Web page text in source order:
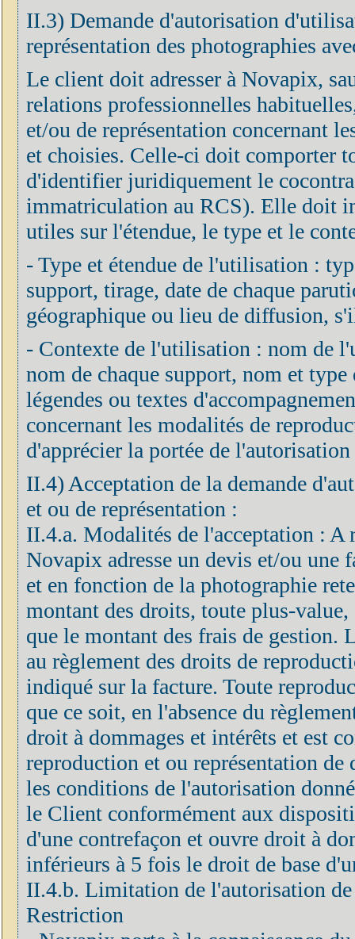
II.3) Demande d'autorisation
représentation des photographies
Le client doit adresser à Novapix,
relations professionnelles
et/ou de représentation concernant
et choisies. Celle-ci doit comporter
d'identifier juridiquement le
immatriculation au RCS). Elle doit
utiles sur l'étendue, le type et le
- Type et étendue de l'utilisation :
support, tirage, date de chaque
géographique ou lieu de diffusion,
- Contexte de l'utilisation : nom de
nom de chaque support, nom et
légendes ou textes
concernant les modalités de
d'apprécier la portée de
II.4) Acceptation de la demande
et ou de représentation :
II.4.a. Modalités de l'acceptation : A
Novapix adresse un devis et/ou une
et en fonction de la photographie
montant des droits, toute plus-
que le montant des frais de gestion.
au règlement des droits de
indiqué sur la facture. Toute
que ce soit, en l'absence du
droit à dommages et intérêts et est
reproduction et ou représentation de
les conditions de l'autorisation
le Client conformément aux
d'une contrefaçon et ouvre droit à
inférieurs à 5 fois le droit de base
II.4.b. Limitation de l'autorisation
Restriction